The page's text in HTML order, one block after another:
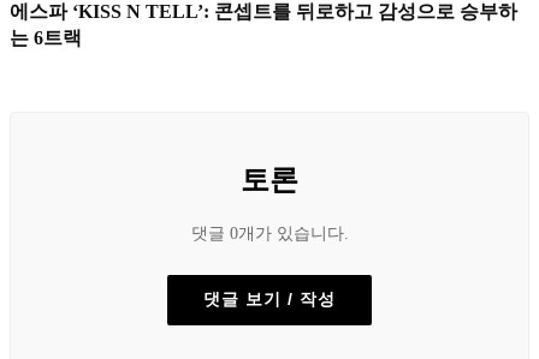
에스파 ‘KISS N TELL’: 콘셉트를 뒤로하고 감성으로 승부하
는 6트랙
토론
댓글 0개가 있습니다.
댓글 보기 / 작성